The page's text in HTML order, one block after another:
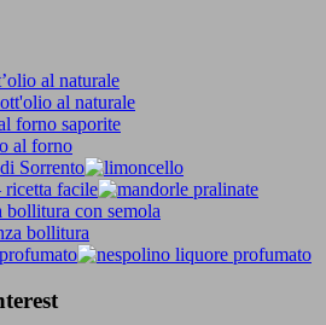
al naturale
forno saporite
Sorrento
ricetta facile
bollitura con semola